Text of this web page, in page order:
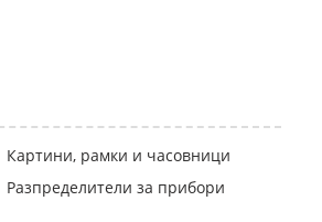
Картини, рамки и часовници
Разпределители за прибори